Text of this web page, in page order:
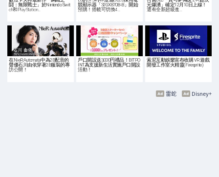
鬪：無限戰士」於Nintendo Swit
ch和PlayStation…
競顯示器「32GX870B-B」開始
預購！搭載可切換4…
元爆湧」確定12月10日上線！
還有全新超級進…
在NieR:Automata中為2B配音的
聲優石川由依穿著2B服裝的專
訪公開！
戶口開設送3,000円禮品！BITPO
INT為支援新生活實施戶口開設
活動！
索尼互動娛樂宣布收購 VR 遊戲
開發工作室火精靈(Firesprite)
Disney+
雷蛇